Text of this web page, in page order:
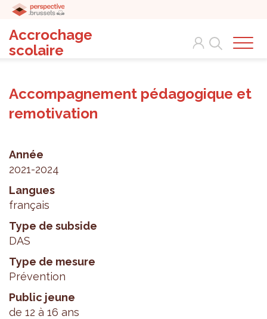
Accrochage
scolaire
Search
Accompagnement pédagogique et
remotivation
Année
2021-2024
Langues
français
Type de subside
DAS
Type de mesure
Prévention
Public jeune
de 12 à 16 ans